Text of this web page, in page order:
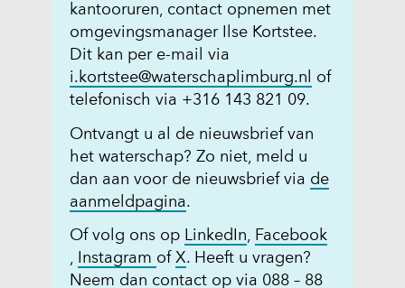
kantooruren, contact opnemen met
omgevingsmanager Ilse Kortstee.
Dit kan per e-mail via
i.kortstee@waterschaplimburg.nl
of
telefonisch via +316 143 821 09.
Ontvangt u al de nieuwsbrief van
het waterschap? Zo niet, meld u
dan aan voor de nieuwsbrief via de
aanmeldpagina
p
e
.
Of volg ons op LinkedIn(
o
p
, Facebook
o
, Instagram (
o
of X(
o
. Heeft u vragen?
Neem dan contact op via 088 – 88